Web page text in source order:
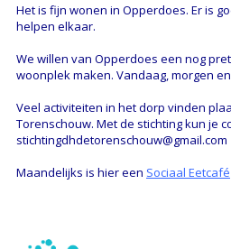
Het is fijn wonen in Opperdoes. Er is
helpen elkaar.
We willen van Opperdoes een nog
woonplek maken. Vandaag, morgen
Veel activiteiten in het dorp vinden
Torenschouw. Met de stichting kun je
stichtingdhdetorenschouw@gmail.com
Maandelijks is hier een Sociaal Eetcafé